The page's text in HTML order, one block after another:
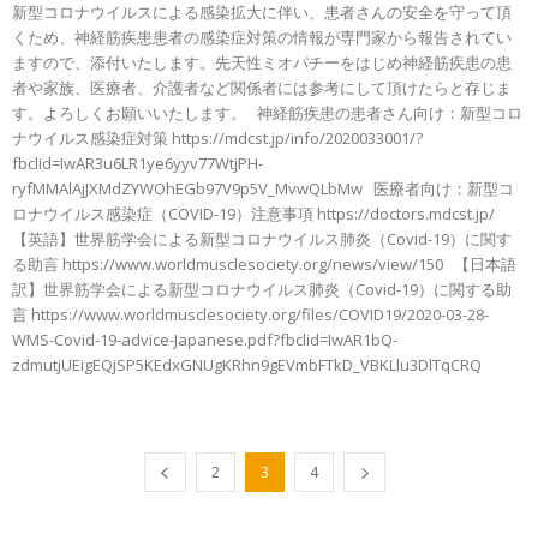
新型コロナウイルスによる感染拡大に伴い、患者さんの安全を守って頂
くため、神経筋疾患患者の感染症対策の情報が専門家から報告されてい
ますので、添付いたします。先天性ミオパチーをはじめ神経筋疾患の患
者や家族、医療者、介護者など関係者には参考にして頂けたらと存じま
す。よろしくお願いいたします。 神経筋疾患の患者さん向け：新型コロ
ナウイルス感染症対策 https://mdcst.jp/info/2020033001/?
fbclid=IwAR3u6LR1ye6yyv77WtjPH-
ryfMMAlAjJXMdZYWOhEGb97V9p5V_MvwQLbMw 医療者向け：新型コ
ロナウイルス感染症（COVID-19）注意事項 https://doctors.mdcst.jp/
【英語】世界筋学会による新型コロナウイルス肺炎（Covid-19）に関す
る助言 https://www.worldmusclesociety.org/news/view/150 【日本語
訳】世界筋学会による新型コロナウイルス肺炎（Covid-19）に関する助
言 https://www.worldmusclesociety.org/files/COVID19/2020-03-28-
WMS-Covid-19-advice-Japanese.pdf?fbclid=IwAR1bQ-
zdmutjUEigEQjSP5KEdxGNUgKRhn9gEVmbFTkD_VBKLlu3DlTqCRQ
2 3 4